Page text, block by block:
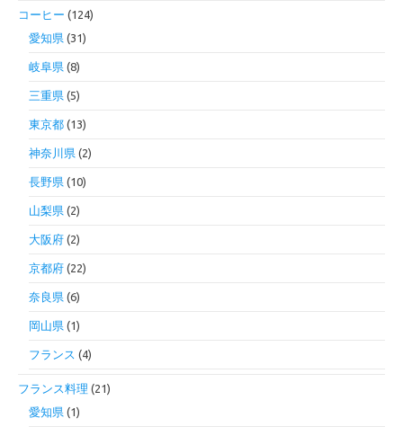
コーヒー (124)
愛知県 (31)
岐阜県 (8)
三重県 (5)
東京都 (13)
神奈川県 (2)
長野県 (10)
山梨県 (2)
大阪府 (2)
京都府 (22)
奈良県 (6)
岡山県 (1)
フランス (4)
フランス料理 (21)
愛知県 (1)